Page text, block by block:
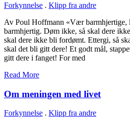
Forkynnelse . Klipp fra andre
Av Poul Hoffmann «Vær barmhjertige,
barmhjertig. Døm ikke, så skal dere
skal dere ikke bli fordømt. Ettergi, så
skal det bli gitt dere! Et godt mål,
gitt dere i fanget! For med
Read More
Om meningen med livet
Forkynnelse . Klipp fra andre